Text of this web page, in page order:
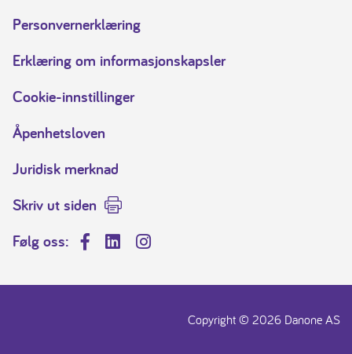
Personvernerklæring
Erklæring om informasjonskapsler
Cookie-innstillinger
Åpenhetsloven
Juridisk merknad
Skriv ut siden
Følg oss:
Facebook
LinkedInInstagram
Copyright © 2026 Danone AS